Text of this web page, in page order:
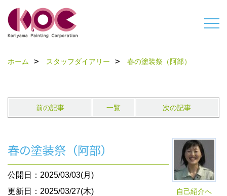
ホーム スタッフダイアリー 春の塗装祭（阿部）
前の記事 一覧 次の記事
自己紹介へ
春の塗装祭（阿部）
公開日：2025/03/03(月)
更新日：2025/03/27(木)